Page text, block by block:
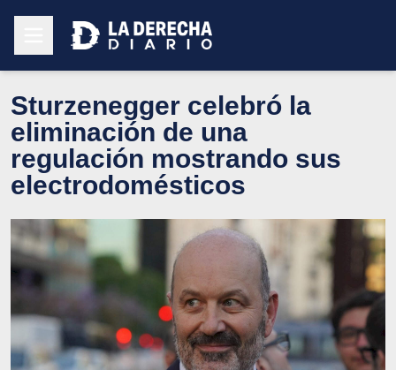
Sturzenegger celebró la
eliminación de una
regulación mostrando sus
electrodomésticos